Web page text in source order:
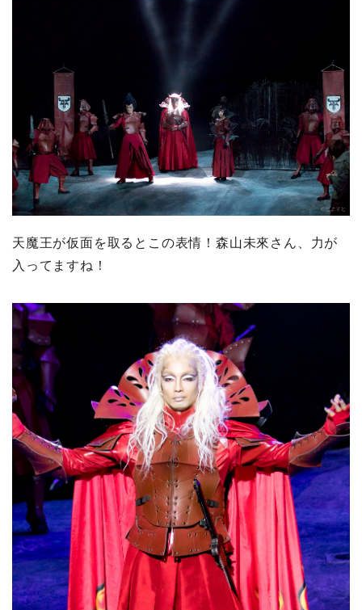
天魔王が仮面を取るとこの表情！森山未來さん、力が
入ってますね！